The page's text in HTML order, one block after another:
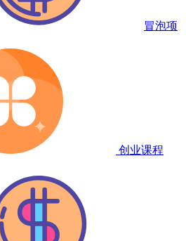
冒泡项
创业课程